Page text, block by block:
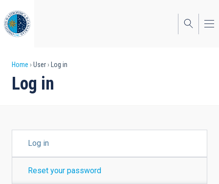
to
main
content
Breadcrumb
Home User Log in
Log in
TABSLog in
Reset your password